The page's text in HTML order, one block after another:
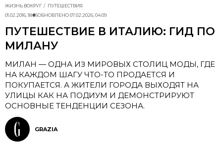
ЖИЗНЬ ВОКРУГ
ПУТЕШЕСТВИЯ
01.02.2016, 18:05ОБНОВЛЕНО07.02.2026, 04:09
ПУТЕШЕСТВИЕ В ИТАЛИЮ: ГИД ПО
МИЛАНУ
МИЛАН — ОДНА ИЗ МИРОВЫХ СТОЛИЦ МОДЫ, ГДЕ
НА КАЖДОМ ШАГУ ЧТО-ТО ПРОДАЕТСЯ И
ПОКУПАЕТСЯ. А ЖИТЕЛИ ГОРОДА ВЫХОДЯТ НА
УЛИЦЫ КАК НА ПОДИУМ И ДЕМОНСТРИРУЮТ
ОСНОВНЫЕ ТЕНДЕНЦИИ СЕЗОНА.
GRAZIA